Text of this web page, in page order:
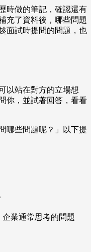
時做的筆記，確認還有
充了資料後，哪些問題
面試時提問的問題，也
以站在對方的立場想
你，並試著回答，看看
哪些問題呢？」以下提
業通常思考的問題